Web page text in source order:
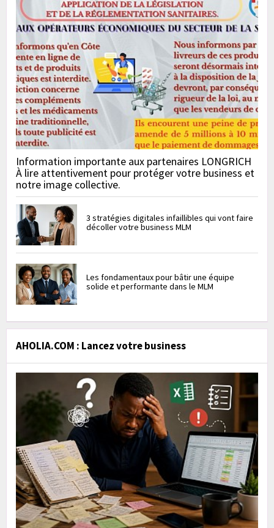
Information importante aux partenaires LONGRICH
À lire attentivement pour protéger votre business et
notre image collective.
3 stratégies digitales infaillibles qui vont faire
décoller votre business MLM
Les fondamentaux pour bâtir une équipe
solide et performante dans le MLM
AHOLIA.COM : Lancez votre business